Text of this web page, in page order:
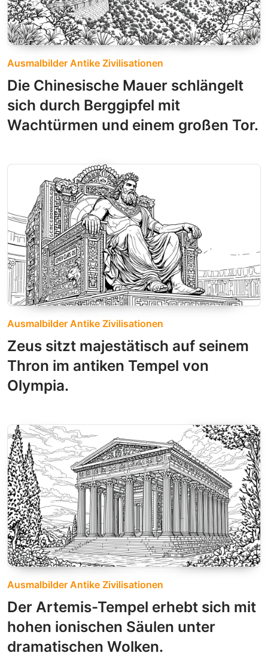
Ausmalbilder Antike Zivilisationen
Die Chinesische Mauer schlängelt
sich durch Berggipfel mit
Wachtürmen und einem großen Tor.
Ausmalbilder Antike Zivilisationen
Zeus sitzt majestätisch auf seinem
Thron im antiken Tempel von
Olympia.
Ausmalbilder Antike Zivilisationen
Der Artemis-Tempel erhebt sich mit
hohen ionischen Säulen unter
dramatischen Wolken.